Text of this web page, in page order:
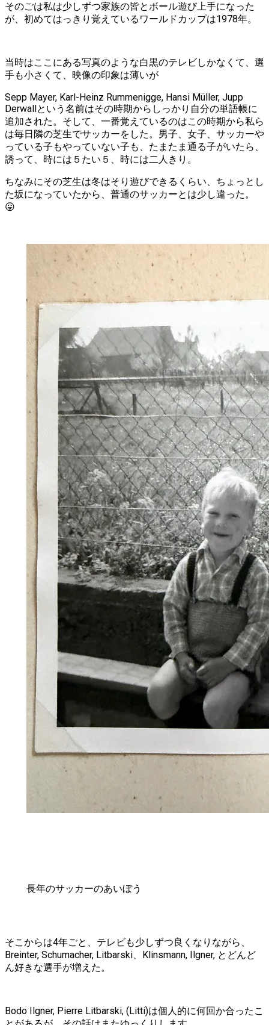
そのごは私は少しずつ家族の皆とボール遊び上手になった
が、初めてはっきり覚えているワールドカップは1978年。
当時はここにある写真のような白黒のテレビしかなくて、選
手も小さくて、映像の印象は薄いが
Sepp Mayer, Karl-Heinz Rummenigge, Hansi Müller, Jupp
Derwallという名前はその時期からしっかり自分の単語帳に
追加された。そして、一番覚えているのはこの時期から私ら
は毎日隣の芝生でサッカーをした。男子、女子、サッカーや
っている子もやっていない子も、たまたま通る子がいたら、
誘って、時には５たい５、時には二人きり。
ちなみにその芝生は冬はそり遊びできるくらい、ちょっとし
た坂になっていたから、普通のサッカーとは少し違った。
😛
長年のサッカーのあいぼう
そこからは4年ごと、テレビも少しずつ良くなりながら、
Breinter, Schumacher, Litbarski、Klinsmann, Ilgner, とどんど
ん好きな選手が増えた。
Bodo Ilgner, Pierre Litbarski, (Litti)は個人的に何回か合ったこ